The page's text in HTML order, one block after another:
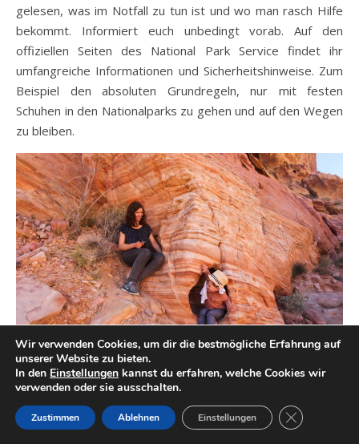
gelesen, was im Notfall zu tun ist und wo man rasch Hilfe
bekommt. Informiert euch unbedingt vorab. Auf den
offiziellen Seiten des National Park Service findet ihr
umfangreiche Informationen und Sicherheitshinweise. Zum
Beispiel den absoluten Grundregeln, nur mit festen
Schuhen in den Nationalparks zu gehen und auf den Wegen
zu bleiben.
Solche Felshöhlen untersucht man vorab besser auf Schlangen
Nichts desto trotz muss ich sagen, dass Vorsicht wichtig
Wir verwenden Cookies, um dir die bestmögliche Erfahrung auf
unserer Website zu bieten.
In den Einstellungen kannst du erfahren, welche Cookies wir
verwenden oder sie ausschalten.
Zustimmen Ablehnen Einstellungen GDPR